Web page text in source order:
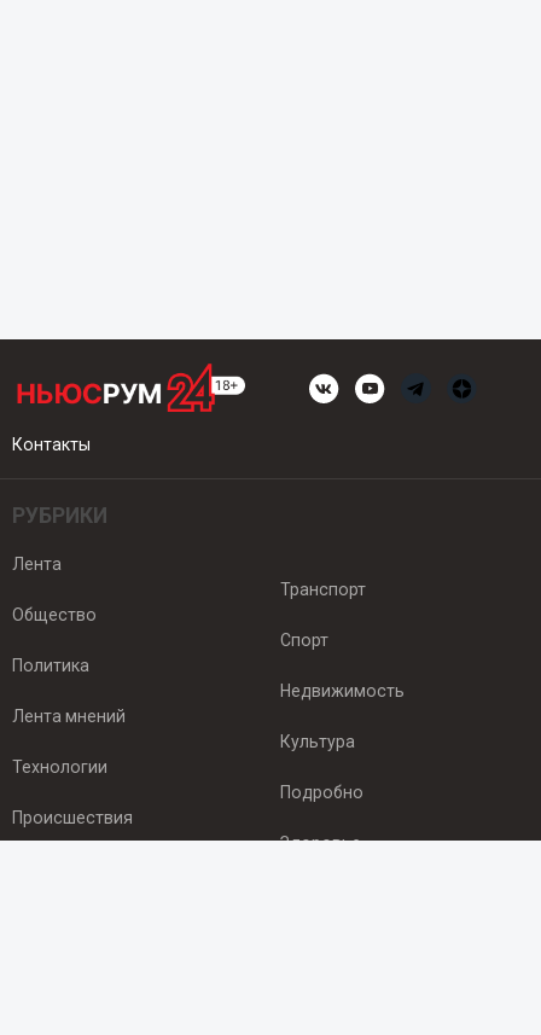
Контакты
РУБРИКИ
Лента
Общество
Политика
Лента мнений
Технологии
Происшествия
Транспорт
Спорт
Недвижимость
Культура
Подробно
Здоровье